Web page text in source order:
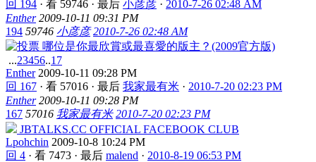
回 194 · 看 59746 · 最后 小彦彦 · 2010-7-26 02:48 AM
Enther 2009-10-11 09:31 PM
194 59746 小彦彦 2010-7-26 02:48 AM
哪位是你最欣賞或最喜愛的版主？(2009官方版)
...23456..17
Enther 2009-10-11 09:28 PM
回 167 · 看 57016 · 最后 我家最有米 · 2010-7-20 02:23 PM
Enther 2009-10-11 09:28 PM
167 57016 我家最有米 2010-7-20 02:23 PM
JBTALKS.CC OFFICIAL FACEBOOK CLUB
Lpohchin 2009-10-8 10:24 PM
回 4 · 看 7473 · 最后 malend · 2010-8-19 06:53 PM